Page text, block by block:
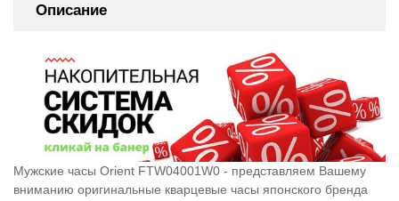
Описание
Мужские часы Orient FTW04001W0 - представляем Вашему
вниманию оригинальные кварцевые часы японского бренда